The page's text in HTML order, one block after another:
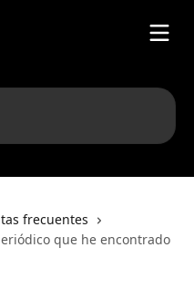
frecuentes
que he encontrado